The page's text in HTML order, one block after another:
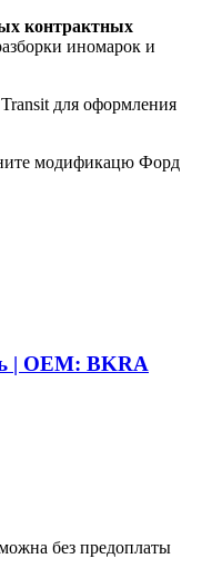
контрактных
иномарок и
для оформления
модификацю Форд
| OEM: BKRA
без предоплаты